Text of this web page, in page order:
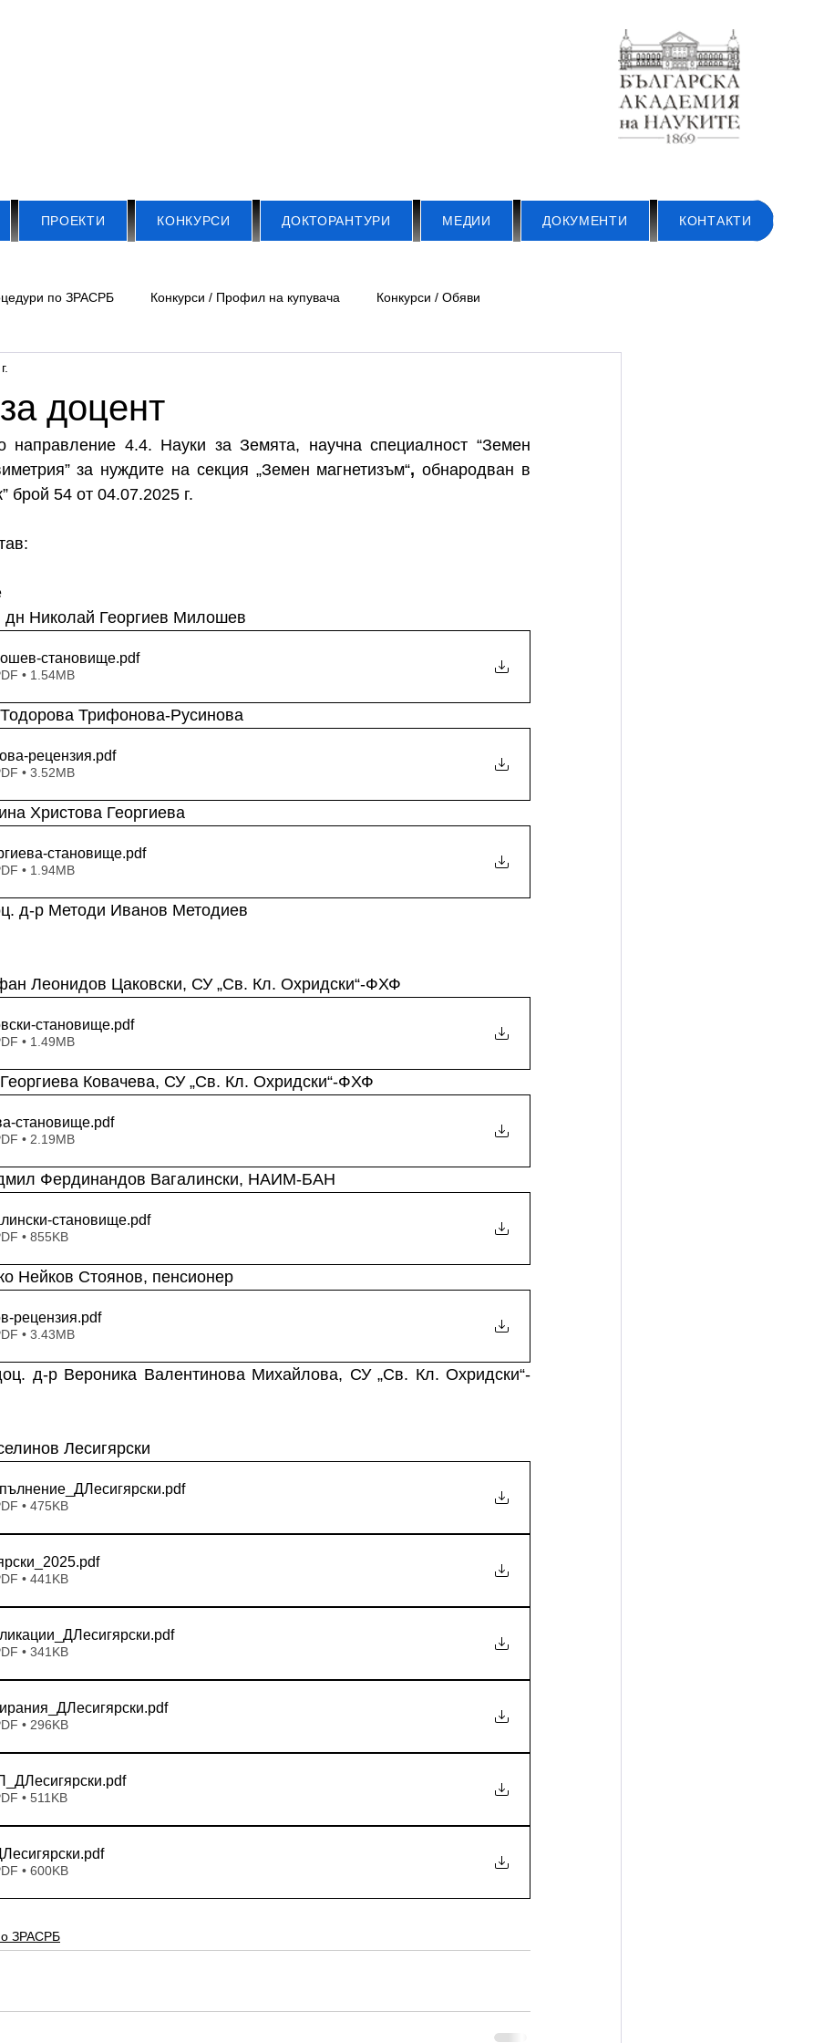
ПРОЕКТИ КОНКУРСИ ДОКТОРАНТУРИ МЕДИИ ДОКУМЕНТИ КОНТАКТИ
по ЗРАСРБ Конкурси / Профил на купувача Конкурси / Обяви
доцент
направление 4.4. Науки за Земята, научна специалност “Земен
за нуждите на секция „Земен магнетизъм“, обнародван в
брой 54 от 04.07.2025 г.
дн Николай Георгиев Милошев
становище.pdf
• 1.54MB
Тодорова Трифонова-Русинова
рецензия.pdf
• 3.52MB
Христова Георгиева
становище.pdf
• 1.94MB
д-р Методи Иванов Методиев
Леонидов Цаковски, СУ „Св. Кл. Охридски“-ФХФ
становище.pdf
• 1.49MB
Георгиева Ковачева, СУ „Св. Кл. Охридски“-ФХФ
становище.pdf
• 2.19MB
Фердинандов Вагалински, НАИМ-БАН
становище.pdf
• 855KB
Нейков Стоянов, пенсионер
рецензия.pdf
• 3.43MB
д-р Вероника Валентинова Михайлова, СУ „Св. Кл. Охридски“-
Лесигярски
.pdf
• 475KB
.pdf
• 441KB
.pdf
• 341KB
.pdf
• 296KB
.pdf
• 511KB
.pdf
• 600KB
ЗРАСРБ